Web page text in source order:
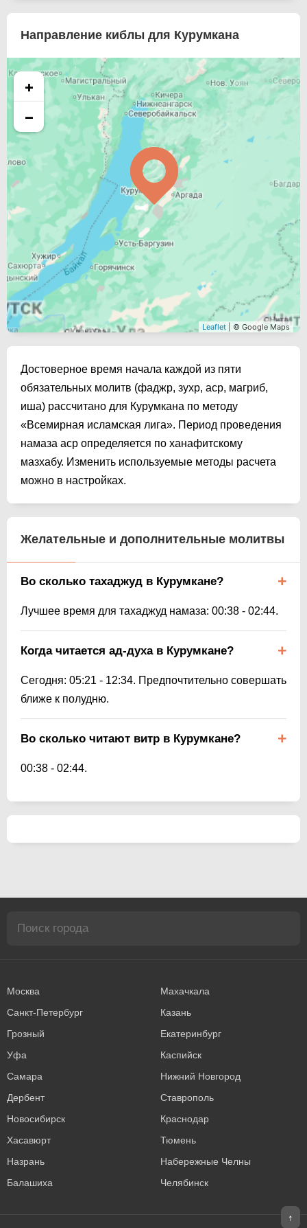
Направление киблы для Курумкана
+
−
Leaflet | © Google Maps
Достоверное время начала каждой из пяти
обязательных молитв (фаджр, зухр, аср, магриб,
иша) рассчитано для Курумкана по методу
«Всемирная исламская лига». Период проведения
намаза аср определяется по ханафитскому
мазхабу. Изменить используемые методы расчета
можно в настройках.
Желательные и дополнительные молитвы
Во сколько тахаджуд в Курумкане?
Лучшее время для тахаджуд намаза: 00:38 - 02:44.
Когда читается ад-духа в Курумкане?
Сегодня: 05:21 - 12:34. Предпочтительно совершать
ближе к полудню.
Во сколько читают витр в Курумкане?
00:38 - 02:44.
Москва
Махачкала
Санкт-Петербург
Казань
Грозный
Екатеринбург
Уфа
Каспийск
Самара
Нижний Новгород
Дербент
Ставрополь
Новосибирск
Краснодар
Хасавюрт
Тюмень
Назрань
Набережные Челны
Балашиха
Челябинск
↑